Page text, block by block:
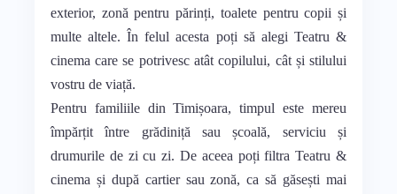
exterior, zonă pentru părinți, toalete pentru copii și
multe altele. În felul acesta poți să alegi Teatru &
cinema care se potrivesc atât copilului, cât și stilului
vostru de viață.
Pentru familiile din Timișoara, timpul este mereu
împărțit între grădiniță sau școală, serviciu și
drumurile de zi cu zi. De aceea poți filtra Teatru &
cinema și după cartier sau zonă, ca să găsești mai